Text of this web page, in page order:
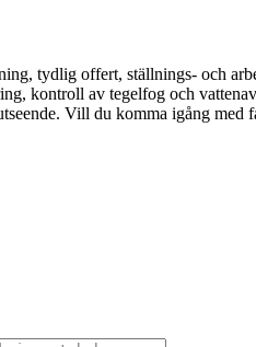
tydlig offert, ställnings- och
kontroll av tegelfog och
Vill du komma igång